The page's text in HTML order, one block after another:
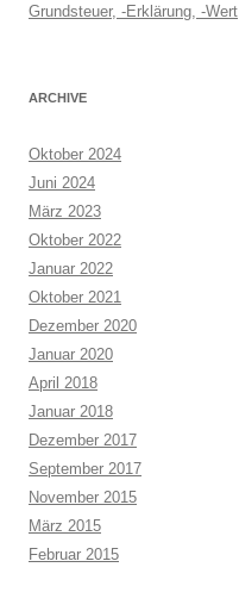
Grundsteuer, -Erklärung, -Wert
ARCHIVE
Oktober 2024
Juni 2024
März 2023
Oktober 2022
Januar 2022
Oktober 2021
Dezember 2020
Januar 2020
April 2018
Januar 2018
Dezember 2017
September 2017
November 2015
März 2015
Februar 2015